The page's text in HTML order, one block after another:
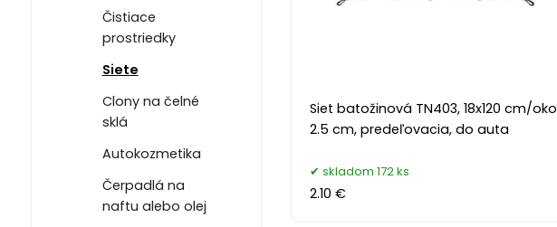
Čistiace
prostriedky
Siete
Clony na čelné
sklá
Autokozmetika
Čerpadlá na
naftu alebo olej
Siet batožinová TN403, 18x120 cm/oko
2.5 cm, predeľovacia, do auta
skladom 172 ks
2.10 €